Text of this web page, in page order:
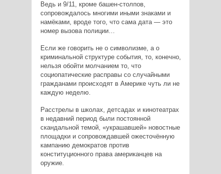
Ведь и 9/11, кроме башен-столпов,
сопровождалось многими иными знаками и
намёками, вроде того, что сама дата — это
номер вызова полиции…
Если же говорить не о символизме, а о
криминальной структуре события, то, конечно,
нельзя обойти молчанием то, что
социопатические расправы со случайными
гражданами происходят в Америке чуть ли не
каждую неделю.
Расстрелы в школах, детсадах и кинотеатрах
в недавний период были постоянной
скандальной темой, «украшавшей» новостные
площадки и сопровождавшей ожесточённую
кампанию демократов против
конституционного права американцев на
оружие.